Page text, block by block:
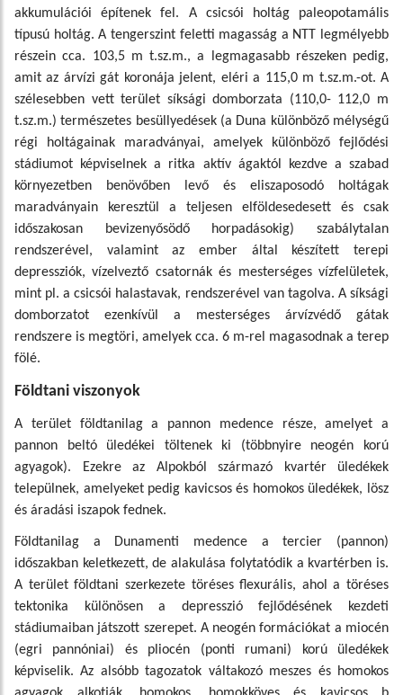
akkumulációi építenek fel. A csicsói holtág paleopotamális
típusú holtág. A tengerszint feletti magasság a NTT legmélyebb
részein cca. 103,5 m t.sz.m., a legmagasabb részeken pedig,
amit az árvízi gát koronája jelent, eléri a 115,0 m t.sz.m.-ot. A
szélesebben vett terület síksági domborzata (110,0- 112,0 m
t.sz.m.) természetes besüllyedések (a Duna különböző mélységű
régi holtágainak maradványai, amelyek különböző fejlődési
stádiumot képviselnek a ritka aktív ágaktól kezdve a szabad
környezetben benövőben levő és eliszaposodó holtágak
maradványain keresztül a teljesen elföldesedesett és csak
időszakosan bevizenyősödő horpadásokig) szabálytalan
rendszerével, valamint az ember által készített terepi
depressziók, vízelveztő csatornák és mesterséges vízfelületek,
mint pl. a csicsói halastavak, rendszerével van tagolva. A síksági
domborzatot ezenkívül a mesterséges árvízvédő gátak
rendszere is megtöri, amelyek cca. 6 m-rel magasodnak a terep
fölé.
Földtani viszonyok
A terület földtanilag a pannon medence része, amelyet a
pannon beltó üledékei töltenek ki (többnyire neogén korú
agyagok). Ezekre az Alpokból származó kvartér üledékek
települnek, amelyeket pedig kavicsos és homokos üledékek, lösz
és áradási iszapok fednek.
Földtanilag a Dunamenti medence a tercier (pannon)
időszakban keletkezett, de alakulása folytatódik a kvartérben is.
A terület földtani szerkezete töréses flexurális, ahol a töréses
tektonika különösen a depresszió fejlődésének kezdeti
stádiumaiban játszott szerepet. A neogén formációkat a miocén
(egri pannóniai) és pliocén (ponti rumani) korú üledékek
képviselik. Az alsóbb tagozatok váltakozó meszes és homokos